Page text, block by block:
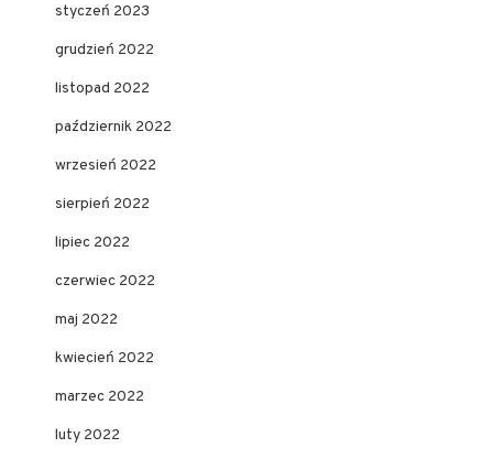
styczeń 2023
grudzień 2022
listopad 2022
październik 2022
wrzesień 2022
sierpień 2022
lipiec 2022
czerwiec 2022
maj 2022
kwiecień 2022
marzec 2022
luty 2022